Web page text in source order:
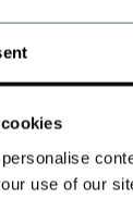
use of our
de look af met
- nu klaar